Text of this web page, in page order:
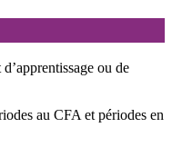
ou de
au CFA et périodes en